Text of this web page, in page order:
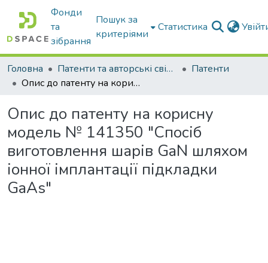
Фонди
та
зібрання
Пошук за
критеріями
Статистика
Головна Патенти та авторські свідоцтва
Патенти
Опис до патенту на корисну модель № 141350 "Спосіб виготовлення шарів GaN шляхом іонної імплантації підкладки GaAs"
Опис до патенту на корисну
модель № 141350 "Спосіб
виготовлення шарів GaN шляхом
іонної імплантації підкладки
GaAs"